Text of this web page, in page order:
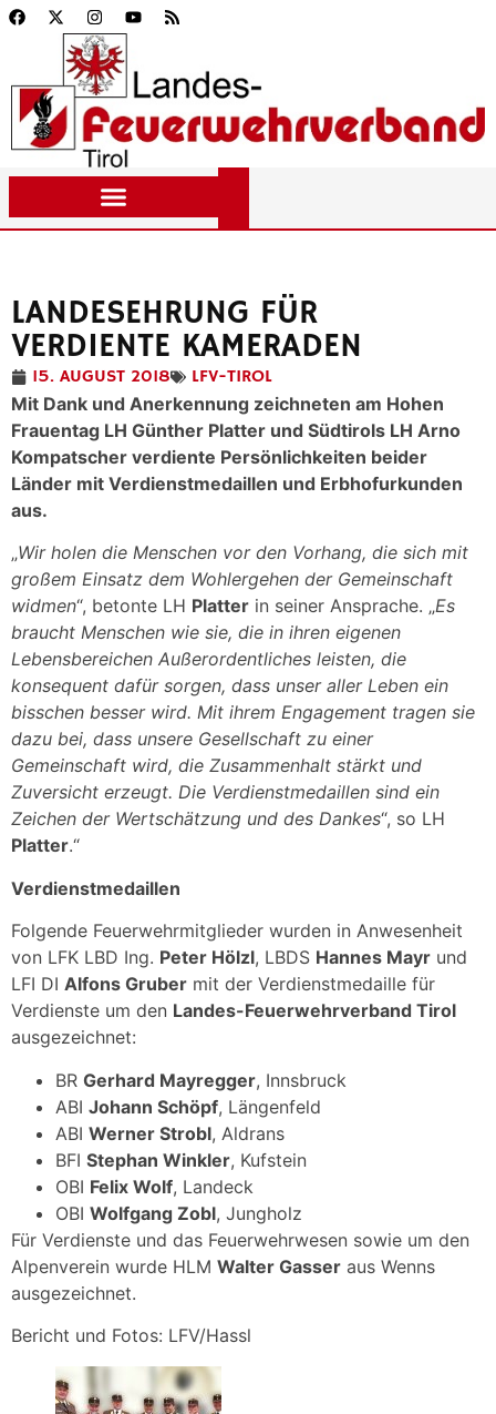
LANDESEHRUNG FÜR
VERDIENTE KAMERADEN
15. AUGUST 2018
LFV-TIROL
Mit Dank und Anerkennung zeichneten am Hohen
Frauentag LH Günther Platter und Südtirols LH Arno
Kompatscher verdiente Persönlichkeiten beider
Länder mit Verdienstmedaillen und Erbhofurkunden
aus.
„Wir holen die Menschen vor den Vorhang, die sich mit
großem Einsatz dem Wohlergehen der Gemeinschaft
widmen“, betonte LH Platter in seiner Ansprache. „Es
braucht Menschen wie sie, die in ihren eigenen
Lebensbereichen Außerordentliches leisten, die
konsequent dafür sorgen, dass unser aller Leben ein
bisschen besser wird. Mit ihrem Engagement tragen sie
dazu bei, dass unsere Gesellschaft zu einer
Gemeinschaft wird, die Zusammenhalt stärkt und
Zuversicht erzeugt. Die Verdienstmedaillen sind ein
Zeichen der Wertschätzung und des Dankes“, so LH
Platter.“
Verdienstmedaillen
Folgende Feuerwehrmitglieder wurden in Anwesenheit
von LFK LBD Ing. Peter Hölzl, LBDS Hannes Mayr und
LFI DI Alfons Gruber mit der Verdienstmedaille für
Verdienste um den Landes-Feuerwehrverband Tirol
ausgezeichnet:
BR Gerhard Mayregger, Innsbruck
ABI Johann Schöpf, Längenfeld
ABI Werner Strobl, Aldrans
BFI Stephan Winkler, Kufstein
OBI Felix Wolf, Landeck
OBI Wolfgang Zobl, Jungholz
Für Verdienste und das Feuerwehrwesen sowie um den
Alpenverein wurde HLM Walter Gasser aus Wenns
ausgezeichnet.
Bericht und Fotos: LFV/Hassl